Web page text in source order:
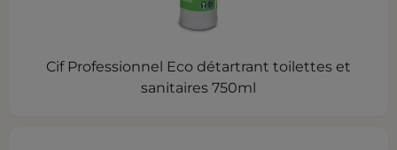
Cif Professionnel Eco détartrant toilettes et
sanitaires 750ml